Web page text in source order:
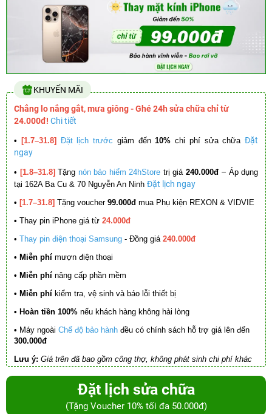
KHUYẾN MÃI
Chẳng lo nắng gắt, mưa giông - Ghé 24h sửa chữa chỉ từ
24.000đ! Chi tiết
• [1.7–31.8] Đặt lịch trước giảm đến10% chi phí sửa chữa Đặt
ngay
• [1.8–31.8] Tặng nón bảo hiểm 24hStore trị giá 240.000đ – Áp dụng
tại 162A Ba Cu & 70 Nguyễn An Ninh Đặt lịch ngay
• [1.7–31.8] Tặng voucher 99.000đ mua Phụ kiện REXON & VIDVIE
• Thay pin iPhone giá từ 24.000đ
• Thay pin điện thoại Samsung - Đồng giá 240.000đ
• Miễn phí mượn điện thoại
• Miễn phí nâng cấp phần mềm
• Miễn phí kiểm tra, vệ sinh và báo lỗi thiết bị
• Hoàn tiền 100% nếu khách hàng không hài lòng
• Máy ngoài Chế độ bảo hành đều có chính sách hỗ trợ giá lên đến
300.000đ
Lưu ý: Giá trên đã bao gồm công thợ, không phát sinh chi phí khác
Đặt lịch sửa chữa
(Tặng Voucher 10% tối đa 50.000đ)